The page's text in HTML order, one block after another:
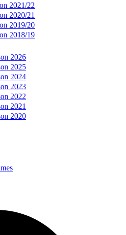
2021/22
2020/21
2019/20
2018/19
2026
2025
2024
2023
2022
2021
2020